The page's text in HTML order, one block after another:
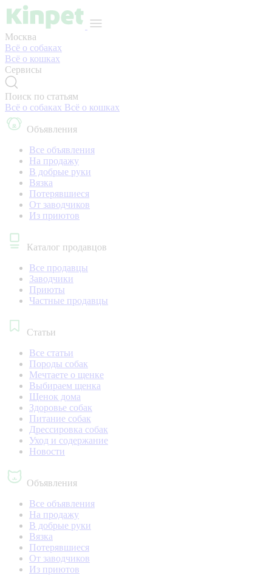
Москва
Всё о собаках
Всё о кошках
Сервисы
Поиск по статьям
Всё о собаках Всё о кошках
Объявления
Все объявления
На продажу
В добрые руки
Вязка
Потерявшиеся
От заводчиков
Из приютов
Каталог продавцов
Все продавцы
Заводчики
Приюты
Частные продавцы
Статьи
Все статьи
Породы собак
Мечтаете о щенке
Выбираем щенка
Щенок дома
Здоровье собак
Питание собак
Дрессировка собак
Уход и содержание
Новости
Объявления
Все объявления
На продажу
В добрые руки
Вязка
Потерявшиеся
От заводчиков
Из приютов